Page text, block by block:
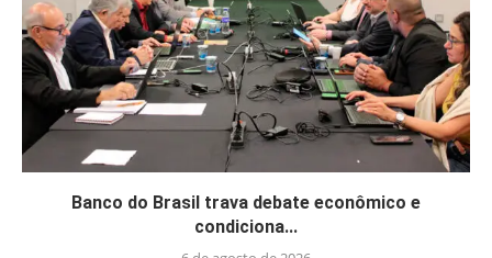
Banco do Brasil trava debate econômico e
condiciona...